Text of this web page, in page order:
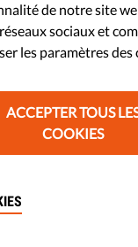
la
un
de notre site
sociaux et
les paramètres des
ACCEPTER TOUS
COOKIES